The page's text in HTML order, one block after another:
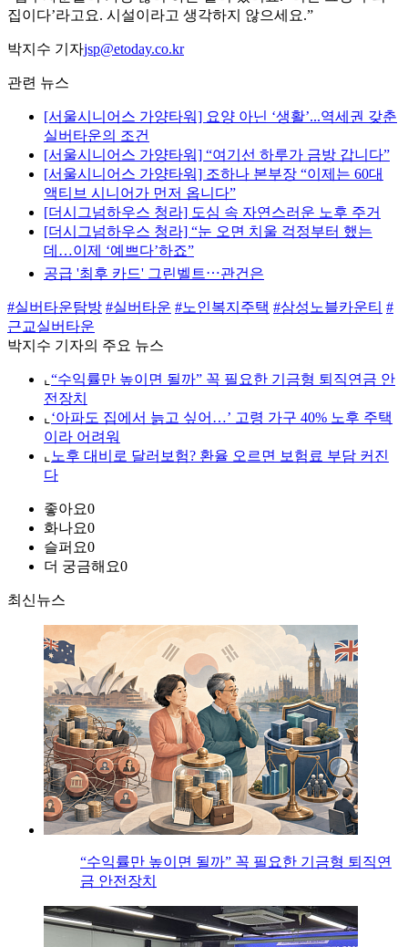
집이다’라고요. 시설이라고 생각하지 않으세요.”
박지수 기자jsp@etoday.co.kr
관련 뉴스
[서울시니어스 가양타워] 요양 아닌 ‘생활’...역세권 갖춘
실버타운의 조건
[서울시니어스 가양타워] “여기선 하루가 금방 갑니다”
[서울시니어스 가양타워] 조하나 본부장 “이제는 60대
액티브 시니어가 먼저 옵니다”
[더시그넘하우스 청라] 도심 속 자연스러운 노후 주거
[더시그넘하우스 청라] “눈 오면 치울 걱정부터 했는
데…이제 ‘예쁘다’하죠”
공급 '최후 카드' 그린벨트⋯관건은
#실버타운탐방 #실버타운 #노인복지주택 #삼성노블카운티 #
근교실버타운
박지수 기자의 주요 뉴스
⌞ “수익률만 높이면 될까” 꼭 필요한 기금형 퇴직연금 안
전장치
⌞ ‘아파도 집에서 늙고 싶어…’ 고령 가구 40% 노후 주택
이라 어려워
⌞ 노후 대비로 달러보험? 환율 오르면 보험료 부담 커진
다
좋아요0
화나요0
슬퍼요0
더 궁금해요0
최신뉴스
“수익률만 높이면 될까” 꼭 필요한 기금형 퇴직연
금 안전장치